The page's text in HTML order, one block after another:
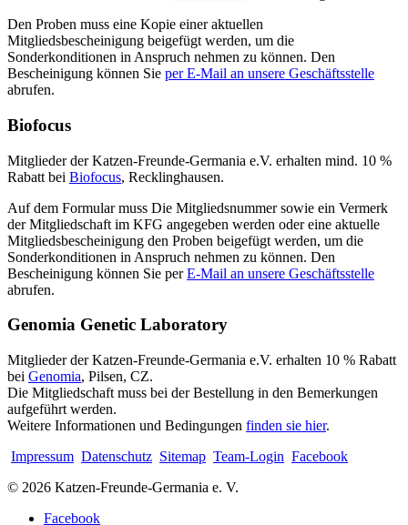
Den Proben muss eine Kopie einer aktuellen
Mitgliedsbescheinigung beigefügt werden, um die
Sonderkonditionen in Anspruch nehmen zu können. Den
Bescheinigung können Sie per E-Mail an unsere Geschäftsstelle
abrufen.
Biofocus
Mitglieder der Katzen-Freunde-Germania e.V. erhalten mind. 10 %
Rabatt bei Biofocus, Recklinghausen.
Auf dem Formular muss Die Mitgliedsnummer sowie ein Vermerk
der Mitgliedschaft im KFG angegeben werden oder eine aktuelle
Mitgliedsbescheinigung den Proben beigefügt werden, um die
Sonderkonditionen in Anspruch nehmen zu können. Den
Bescheinigung können Sie perE-Mail an unsere Geschäftsstelle
abrufen.
Genomia Genetic Laboratory
Mitglieder der Katzen-Freunde-Germania e.V. erhalten 10 % Rabatt
bei Genomia, Pilsen, CZ.
Die Mitgliedschaft muss bei der Bestellung in den Bemerkungen
aufgeführt werden.
Weitere Informationen und Bedingungen finden sie hier.
Impressum Datenschutz Sitemap Team-Login Facebook
© 2026 Katzen-Freunde-Germania e. V.
Facebook